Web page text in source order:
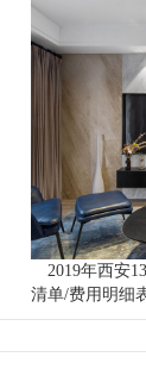
2019年西安
清单/费用明细